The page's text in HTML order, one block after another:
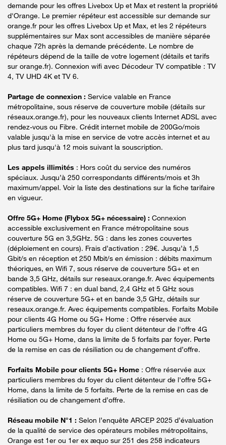
demande pour les offres Livebox Up et Max et restent la propriété
d'Orange. Le premier répéteur est accessible sur demande sur
orange.fr pour les offres Livebox Up et Max, et les 2 répéteurs
supplémentaires sur Max sont accessibles de manière séparée
chaque 72h après la demande précédente. Le nombre de
répéteurs dépend de la taille de votre logement (détails et tarifs
sur orange.fr). Connexion wifi avec Décodeur TV compatible : TV
4, TV UHD 4K et TV 6.
Partage de connexion : Service valable en France
métropolitaine, sous réserve de couverture mobile (détails sur
réseaux.orange.fr), pour les nouveaux clients Internet ADSL avec
rendez-vous ou Fibre. Crédit internet mobile de 200Go/mois
valable jusqu'à la mise en service de votre accès internet et au
plus tard jusqu'à 12 mois suivant la souscription.
Les appels illimités : Hors coût du service des numéros
spéciaux. Jusqu’à 250 correspondants différents/mois et 3h
maximum/appel. Voir la liste des destinations sur la fiche tarifaire
en vigueur.
Offre 5G+ Home (Flybox 5G+ nécessaire) : Connexion
accessible exclusivement en France métropolitaine sous
couverture 5G en 3,5GHz. 5G : dans les zones couvertes
(déploiement en cours). Frais d’activation : 29€. Jusqu’à 1,5
Gbit/s en réception et 250 Mbit/s en émission : débits maximum
théoriques, en Wifi 7, sous réserve de couverture 5G+ et en
bande 3,5 GHz, détails sur reseaux.orange.fr. Avec équipements
compatibles. Wifi 7 : en dual band, 2,4 GHz et 5 GHz sous
réserve de couverture 5G+ et en bande 3,5 GHz, détails sur
reseaux.orange.fr. Avec équipements compatibles. Forfaits Mobile
pour clients 4G Home ou 5G+ Home : Offre réservée aux
particuliers membres du foyer du client détenteur de l'offre 4G
Home ou 5G+ Home, dans la limite de 5 forfaits par foyer. Perte
de la remise en cas de résiliation ou de changement d’offre.
Forfaits Mobile pour clients 5G+ Home : Offre réservée aux
particuliers membres du foyer du client détenteur de l'offre 5G+
Home, dans la limite de 5 forfaits. Perte de la remise en cas de
résiliation ou de changement d’offre.
Réseau mobile N°1 : Selon l’enquête ARCEP 2025 d’évaluation
de la qualité de service des opérateurs mobiles métropolitains,
Orange est 1er ou 1er ex æquo sur 251 des 258 indicateurs